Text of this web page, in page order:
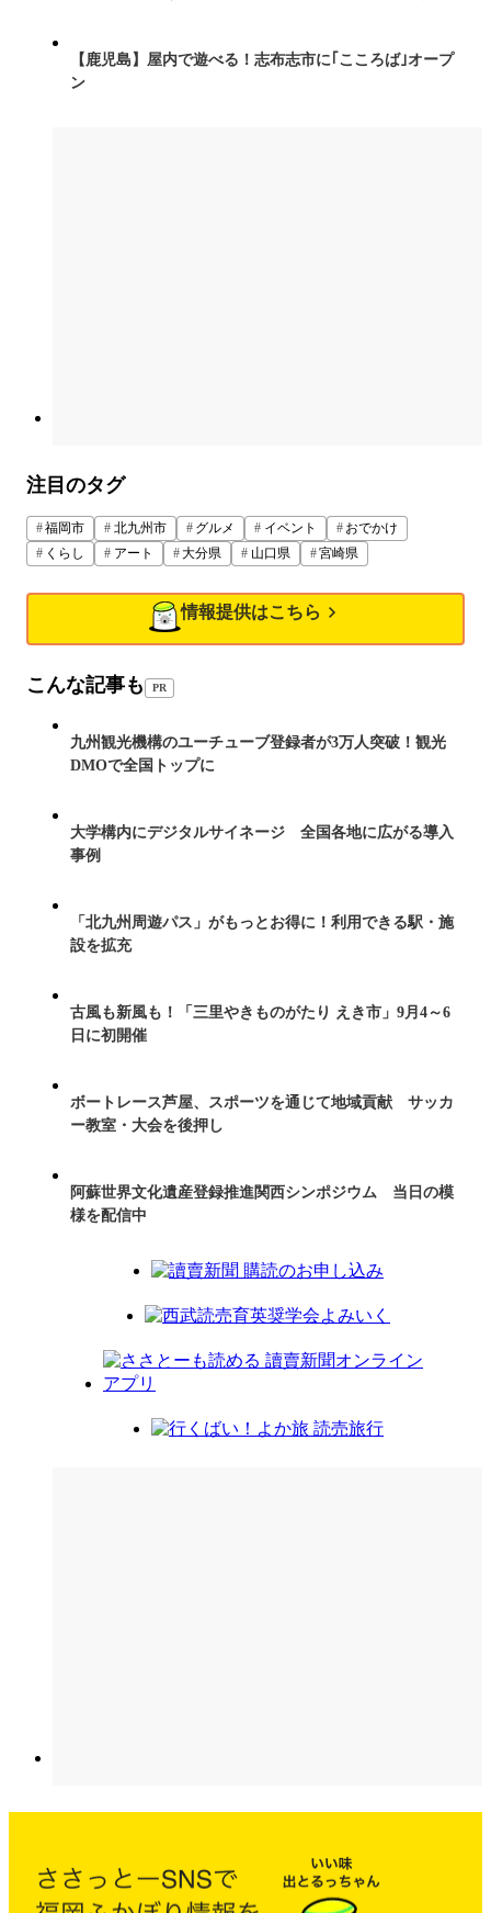
【鹿児島】屋内で遊べる！志布志市に｢こころば｣オープ
ン
注目のタグ
福岡市 北九州市 グルメ イベント
おでかけ
くらし
アート 大分県 山口県 宮崎県
情報提供はこちら
こんな記事も PR
九州観光機構のユーチューブ登録者が3万人突破！観光
DMOで全国トップに
大学構内にデジタルサイネージ 全国各地に広がる導入
事例
「北九州周遊パス」がもっとお得に！利用できる駅・施
設を拡充
古風も新風も！「三里やきものがたり えき市」9月4～6
日に初開催
ボートレース芦屋、スポーツを通じて地域貢献 サッカ
ー教室・大会を後押し
阿蘇世界文化遺産登録推進関西シンポジウム 当日の模
様を配信中